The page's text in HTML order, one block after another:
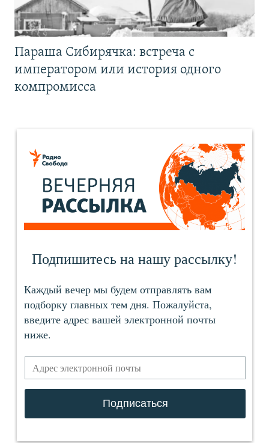
Параша Сибирячка: встреча с
императором или история одного
компромисса